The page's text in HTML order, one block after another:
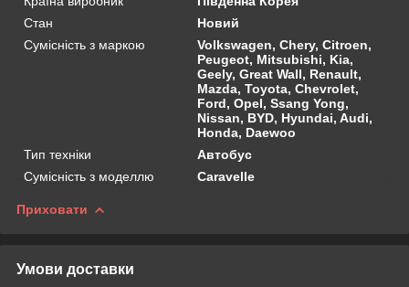
Стан
Новий
Сумісність з маркою
Volkswagen, Chery, Citroen,
Peugeot, Mitsubishi, Kia,
Geely, Great Wall, Renault,
Mazda, Toyota, Chevrolet,
Ford, Opel, Ssang Yong,
Nissan, BYD, Hyundai, Audi,
Honda, Daewoo
Тип техніки
Автобус
Сумісність з моделлю
Caravelle
Приховати
Умови доставки